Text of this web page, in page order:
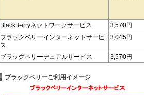
BlackBerryネットワークサービス
3,570円
ブラックベリーインターネットサービ
ス
3,045円
ブラックベリーデュアルサービス 3,570円
ブラックベリーご利用イメージ